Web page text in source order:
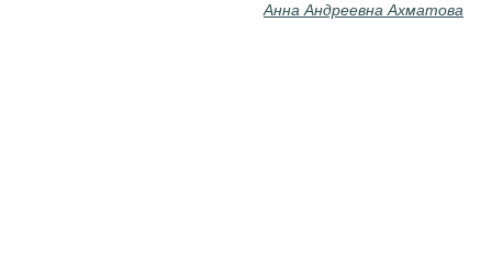
Анна Андреевна Ахматова